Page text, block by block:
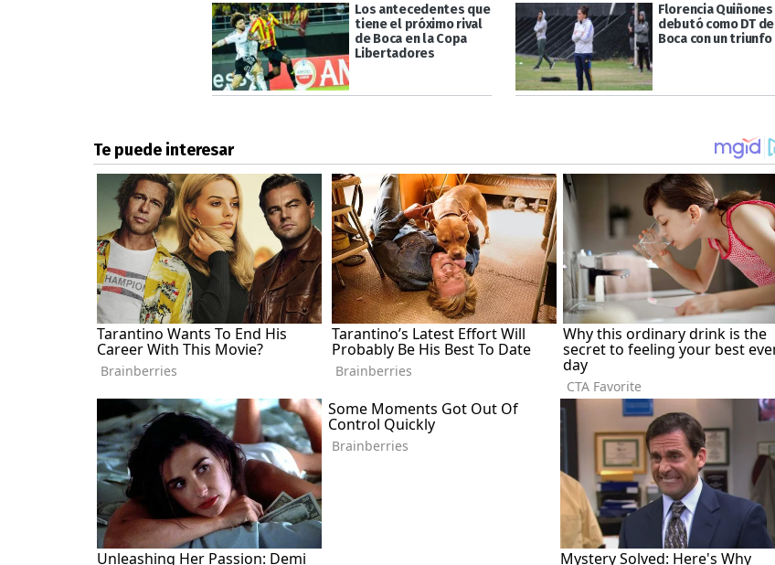
Los antecedentes que
tiene el próximo rival
de Boca en la Copa
Libertadores
Florencia Quiñones
debutó como DT de
Boca con un triunfo